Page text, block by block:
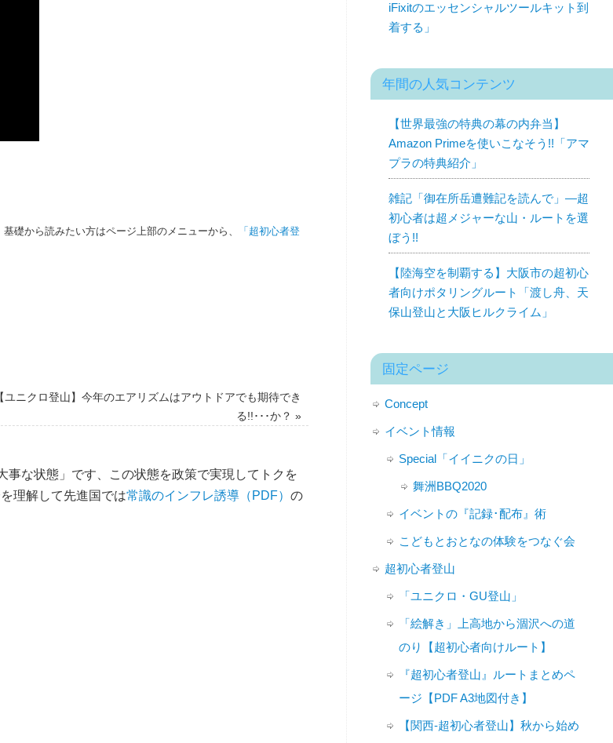
礎から読みたい方はページ上部のメニューから、
「超初心者登
【ユニクロ登山】今年のエアリズムはアウトドアでも期待でき
る!!･･･か？ »
事な状態」です、この状態を政策で実現してトクを
理解して先進国では常識のインフレ誘導（PDF） の
iFixitのエッセンシャルツールキット到
着する」
年間の人気コンテンツ
【世界最強の特典の幕の内弁当】
Amazon Primeを使いこなそう!!「アマ
プラの特典紹介」
雑記「御在所岳遭難記を読んで」—超
初心者は超メジャーな山・ルートを選
ぼう!!
【陸海空を制覇する】大阪市の超初心
者向けポタリングルート「渡し舟、天
保山登山と大阪ヒルクライム」
固定ページ
Concept
イベント情報
Special「イイニクの日」
舞洲BBQ2020
イベントの『記録･配布』術
こどもとおとなの体験をつなぐ会
超初心者登山
「ユニクロ・GU登山」
「絵解き」上高地から涸沢への道
のり【超初心者向けルート】
『超初心者登山』ルートまとめペ
ージ【PDF A3地図付き】
【関西-超初心者登山】秋から始め